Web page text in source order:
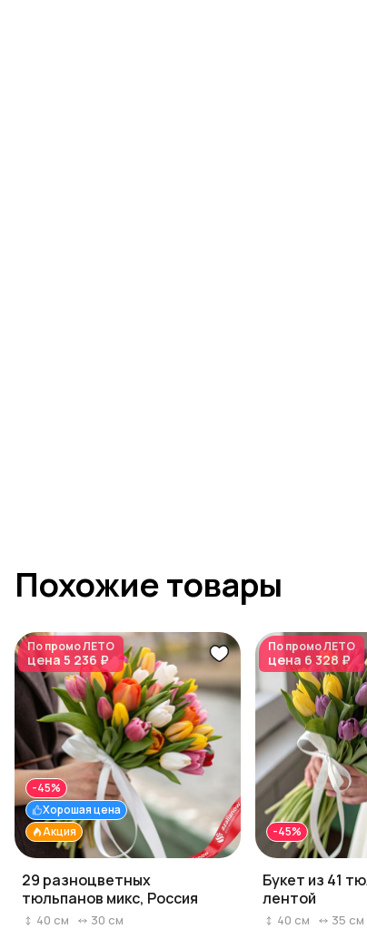
Похожие товары
По промоЛЕТО
цена 5 236 ₽
Акция
Хорошая цена
-45%
29 разноцветных
тюльпанов микс, Россия
40 см 30 см
По промоЛЕТО
цена 6 328 ₽
-45%
Букет из 41
лентой
40 см 35 см